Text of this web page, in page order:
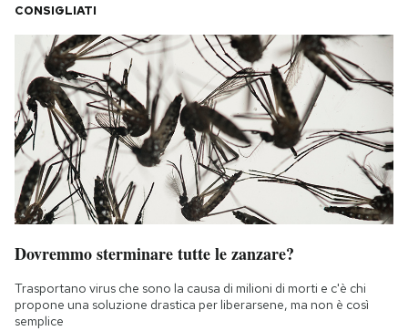
CONSIGLIATI
Dovremmo sterminare tutte le zanzare?
Trasportano virus che sono la causa di milioni di morti e c'è chi
propone una soluzione drastica per liberarsene, ma non è così
semplice